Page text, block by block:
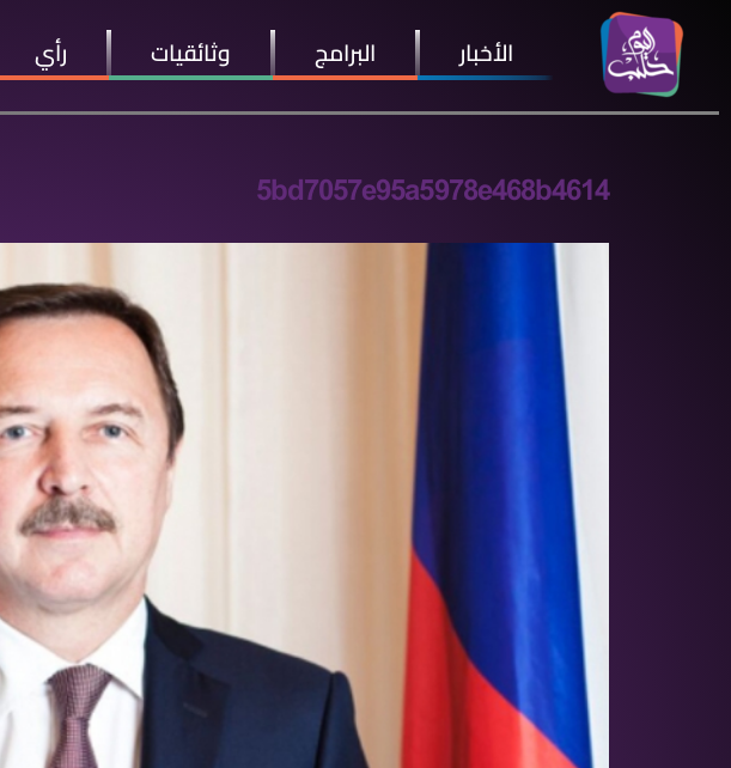
الأخبار البرامج وثائقيات رأي
5bd7057e95a5978e468b4614